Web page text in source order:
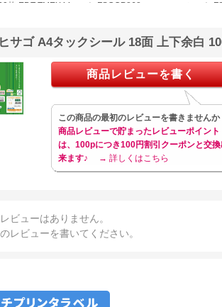
枚 EDT-TMEX44
ト FSCOP868
シート
ヒサゴ A4タックシール 18面 上下余白
商品レビューを書く
この商品の最初のレビューを書きませんか
商品レビューで貯まったレビューポイント
は、100pにつき100円割引クーポンと交換
来ます♪
→ 詳しくはこちら
ビューはありません。
レビューを書いてください。